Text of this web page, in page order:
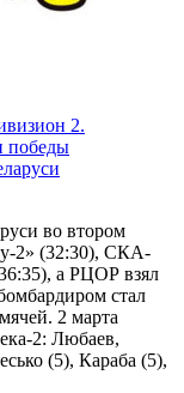
2.
во втором
2» (32:30), СКА-
а РЦОР взял
стал
2 марта
2: Любаев,
(5), Караба (5),